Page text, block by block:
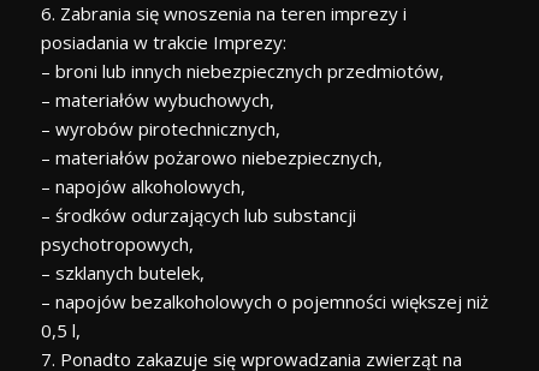
6. Zabrania się wnoszenia na teren imprezy i
posiadania w trakcie Imprezy:
– broni lub innych niebezpiecznych przedmiotów,
– materiałów wybuchowych,
– wyrobów pirotechnicznych,
– materiałów pożarowo niebezpiecznych,
– napojów alkoholowych,
– środków odurzających lub substancji
psychotropowych,
– szklanych butelek,
– napojów bezalkoholowych o pojemności większej niż
0,5 l,
7. Ponadto zakazuje się wprowadzania zwierząt na